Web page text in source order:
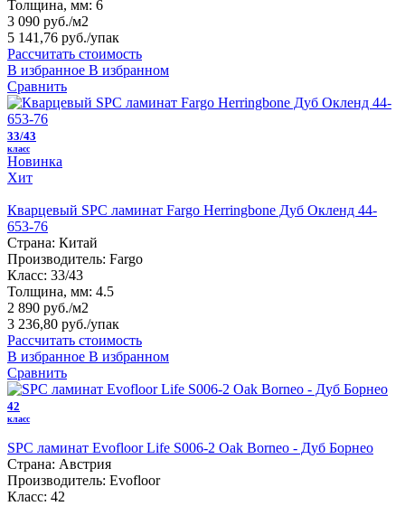
Толщина, мм: 6
3 090 руб./м2
5 141,76 руб./упак
Рассчитать стоимость
В избранное В избранном
Сравнить
33/43
класс
Новинка
Хит
Кварцевый SPC ламинат Fargo Herringbone Дуб Окленд 44-
653-76
Страна: Китай
Производитель: Fargo
Класс: 33/43
Толщина, мм: 4.5
2 890 руб./м2
3 236,80 руб./упак
Рассчитать стоимость
В избранное В избранном
Сравнить
42
класс
SPC ламинат Evofloor Life S006-2 Oak Borneo - Дуб Борнео
Страна: Австрия
Производитель: Evofloor
Класс: 42